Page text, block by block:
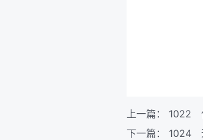
上一篇： 1022
下一篇： 1024